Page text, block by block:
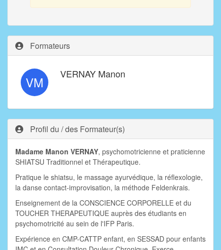
Formateurs
VM VERNAY Manon
Profil du / des Formateur(s)
Madame Manon VERNAY, psychomotricienne et praticienne
SHIATSU Traditionnel et Thérapeutique.
Pratique le shiatsu, le massage ayurvédique, la réflexologie,
la danse contact-improvisation, la méthode Feldenkrais.
Enseignement de la CONSCIENCE CORPORELLE et du
TOUCHER THERAPEUTIQUE auprès des étudiants en
psychomotricité au sein de l'IFP Paris.
Expérience en CMP-CATTP enfant, en SESSAD pour enfants